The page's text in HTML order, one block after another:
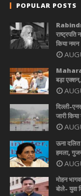
POPULAR POSTS
किया नमन
बड़ा
दिल्ली-
जारी
ऊना दलित
हमला,
मोहन
बोले- युवा